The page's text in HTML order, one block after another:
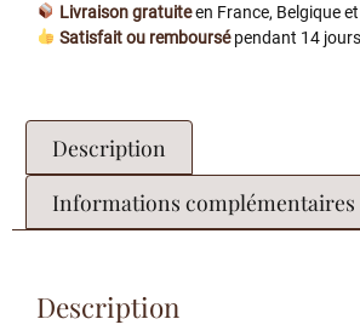
Livraison gratuiteen France, Belgique
Satisfait ou remboursépendant 14 jours
Description
Informations complémentaires
Description